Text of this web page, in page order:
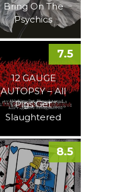
Bring On The
Psychics
12 GAUGE
AUTOPSY – All
Pigs Get
Slaughtered
7.5
8.5